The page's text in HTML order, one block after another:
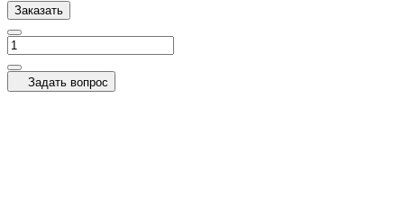
Заказать
Задать вопрос